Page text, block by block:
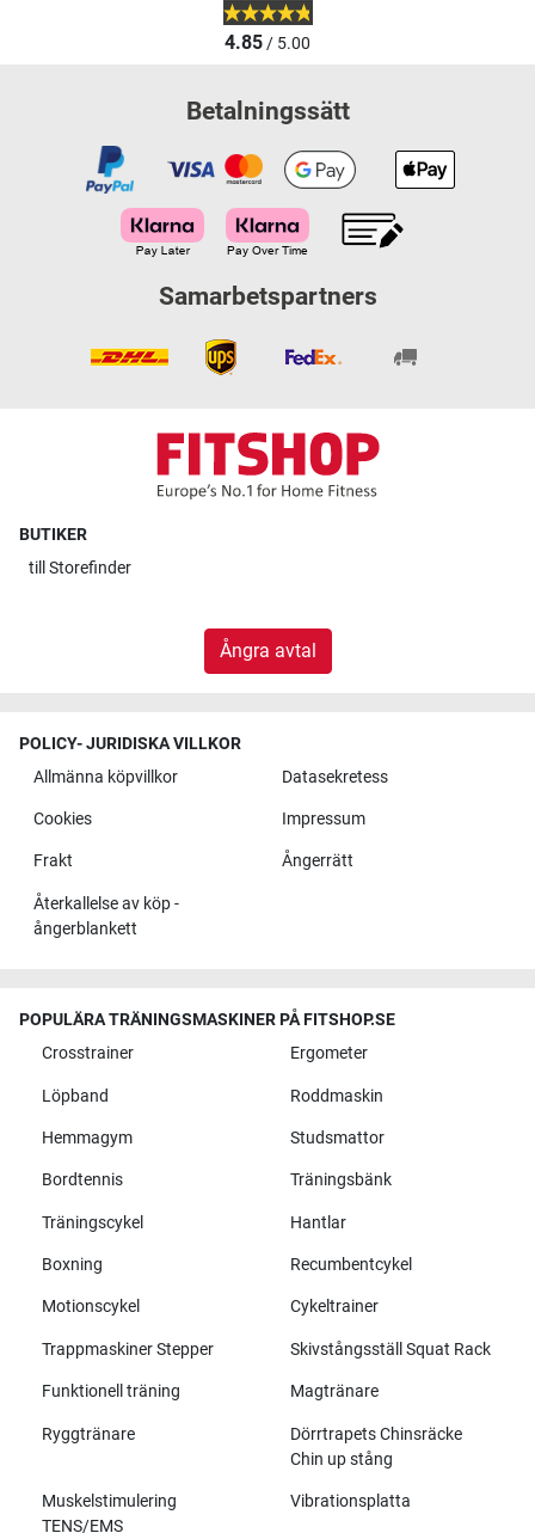
4.85/ 5.00
Betalningssätt
Samarbetspartners
BUTIKER
till Storefinder
Ångra avtal
POLICY- JURIDISKA VILLKOR
Allmänna köpvillkor
Datasekretess
Cookies Impressum
Frakt Ångerrätt
Återkallelse av köp -
ångerblankett
POPULÄRA TRÄNINGSMASKINER PÅ FITSHOP.SE
Crosstrainer
Ergometer
Löpband Roddmaskin
Hemmagym Studsmattor
Bordtennis Träningsbänk
Träningscykel Hantlar
Boxning Recumbentcykel
Motionscykel Cykeltrainer
Trappmaskiner Stepper Skivstångsställ Squat Rack
Funktionell träning Magtränare
Ryggtränare
Dörrtrapets Chinsräcke
Chin up stång
Muskelstimulering
TENS/EMS
Vibrationsplatta